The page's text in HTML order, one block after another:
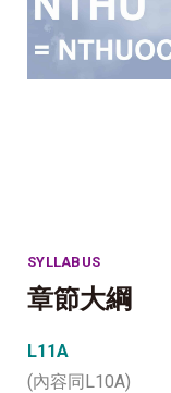
SYLLABUS
章節大綱
L11A
(內容同L10A)